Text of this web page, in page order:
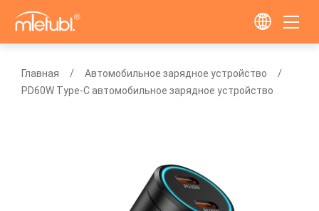
Главная
Автомобильное зарядное устройство
PD60W Type-C автомобильное зарядное устройство